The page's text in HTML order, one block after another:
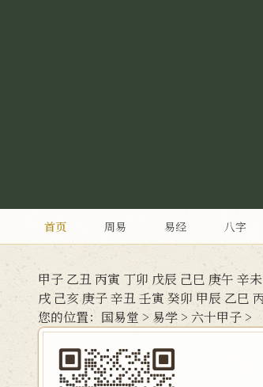
首页 周易 易经 八字
甲子 乙丑丙寅 丁卯 戊辰 己巳 庚午 辛未
戌 己亥 庚子辛丑壬寅 癸卯 甲辰 乙巳
您的位置： 国易堂 > 易学 > 六十甲子 >